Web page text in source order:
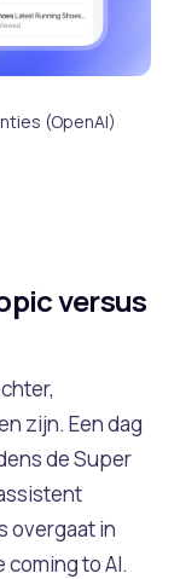
(OpenAI)
versus
zijn. Een dag
de Super
overgaat in
coming to AI.